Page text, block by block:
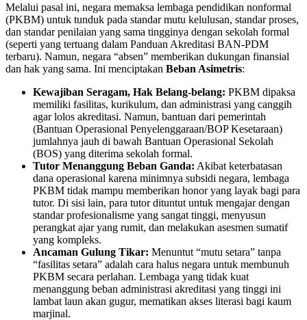
Melalui pasal ini, negara memaksa lembaga pendidikan nonformal
(PKBM) untuk tunduk pada standar mutu kelulusan, standar proses,
dan standar penilaian yang sama tingginya dengan sekolah formal
(seperti yang tertuang dalam Panduan Akreditasi BAN-PDM
terbaru). Namun, negara “absen” memberikan dukungan finansial
dan hak yang sama. Ini menciptakan Beban Asimetris:
Kewajiban Seragam, Hak Belang-belang: PKBM dipaksa
memiliki fasilitas, kurikulum, dan administrasi yang canggih
agar lolos akreditasi. Namun, bantuan dari pemerintah
(Bantuan Operasional Penyelenggaraan/BOP Kesetaraan)
jumlahnya jauh di bawah Bantuan Operasional Sekolah
(BOS) yang diterima sekolah formal.
Tutor Menanggung Beban Ganda: Akibat keterbatasan
dana operasional karena minimnya subsidi negara, lembaga
PKBM tidak mampu memberikan honor yang layak bagi para
tutor. Di sisi lain, para tutor dituntut untuk mengajar dengan
standar profesionalisme yang sangat tinggi, menyusun
perangkat ajar yang rumit, dan melakukan asesmen sumatif
yang kompleks.
Ancaman Gulung Tikar: Menuntut “mutu setara” tanpa
“fasilitas setara” adalah cara halus negara untuk membunuh
PKBM secara perlahan. Lembaga yang tidak kuat
menanggung beban administrasi akreditasi yang tinggi ini
lambat laun akan gugur, mematikan akses literasi bagi kaum
marjinal.